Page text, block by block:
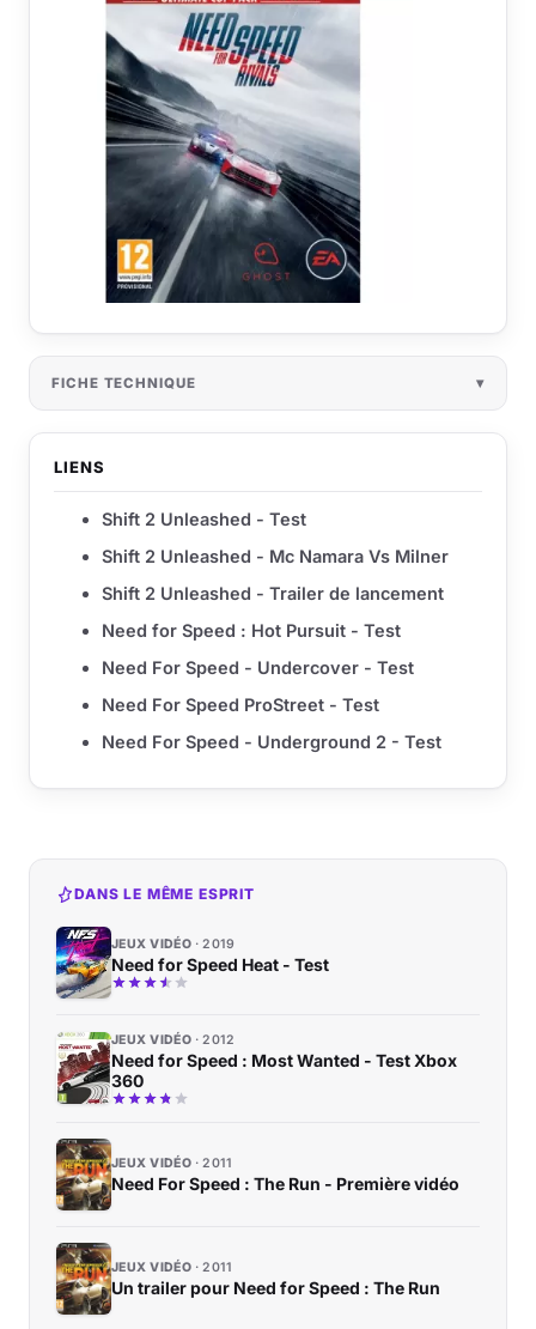
FICHE TECHNIQUE
LIENS
Shift 2 Unleashed - Test
Shift 2 Unleashed - Mc Namara Vs Milner
Shift 2 Unleashed - Trailer de lancement
Need for Speed : Hot Pursuit - Test
Need For Speed - Undercover - Test
Need For Speed ProStreet - Test
Need For Speed - Underground 2 - Test
DANS LE MÊME ESPRIT
JEUX VIDÉO 2019
Need for Speed Heat - Test
JEUX VIDÉO 2012
Need for Speed : Most Wanted - Test Xbox
360
JEUX VIDÉO 2011
Need For Speed : The Run - Première vidéo
JEUX VIDÉO 2011
Un trailer pour Need for Speed : The Run